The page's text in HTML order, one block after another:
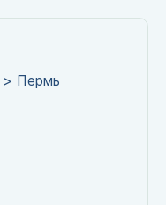
> Пермь